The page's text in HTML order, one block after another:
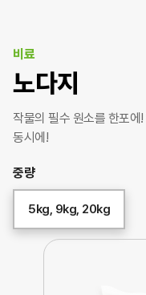
비료
노다지
작물의 필수 원소를 한포에!
동시에!
중량
5kg, 9kg, 20kg